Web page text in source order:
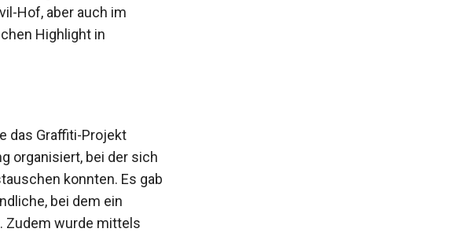
Hof, aber auch im
Highlight in
das Graffiti-Projekt
organisiert, bei der sich
konnten. Es gab
bei dem ein
Zudem wurde mittels